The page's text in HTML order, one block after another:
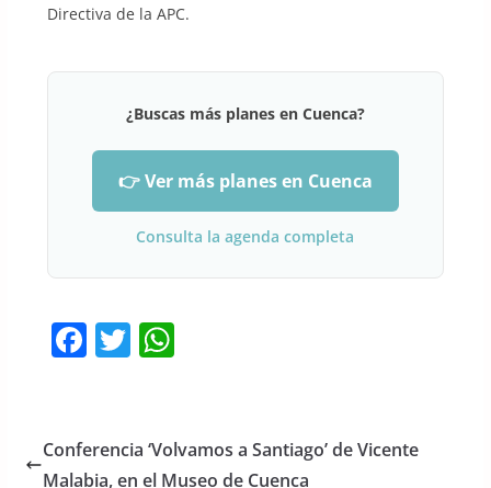
Directiva de la APC.
¿Buscas más planes en Cuenca?
👉 Ver más planes en Cuenca
Consulta la agenda completa
F
e
T
er
W
s
Conferencia ‘Volvamos a Santiago’ de Vicente
Malabia, en el Museo de Cuenca